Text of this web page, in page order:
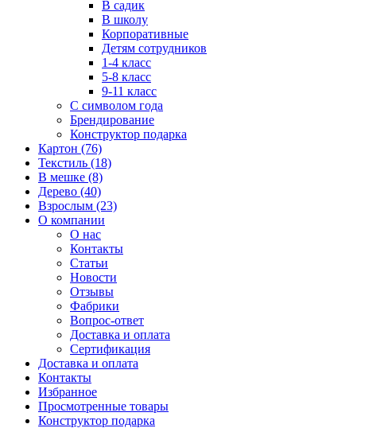
В садик
В школу
Корпоративные
Детям сотрудников
1-4 класс
5-8 класс
9-11 класс
С символом года
Брендирование
Конструктор подарка
Картон (76)
Текстиль (18)
В мешке (8)
Дерево (40)
Взрослым (23)
О компании
О нас
Контакты
Статьи
Новости
Отзывы
Фабрики
Вопрос-ответ
Доставка и оплата
Сертификация
Доставка и оплата
Контакты
Избранное
Просмотренные товары
Конструктор подарка